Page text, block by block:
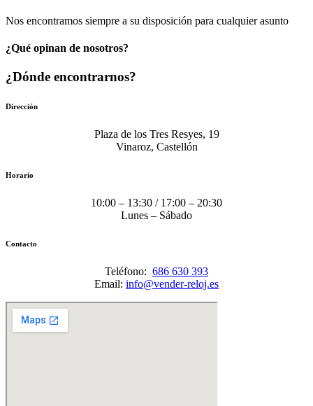
Nos encontramos siempre a su disposición para cualquier asunto
¿Qué opinan de nosotros?
¿Dónde encontrarnos?
Dirección
Plaza de los Tres Resyes, 19
Vinaroz, Castellón
Horario
10:00 – 13:30 / 17:00 – 20:30
Lunes – Sábado
Contacto
Teléfono: 686 630 393
Email: info@vender-reloj.es